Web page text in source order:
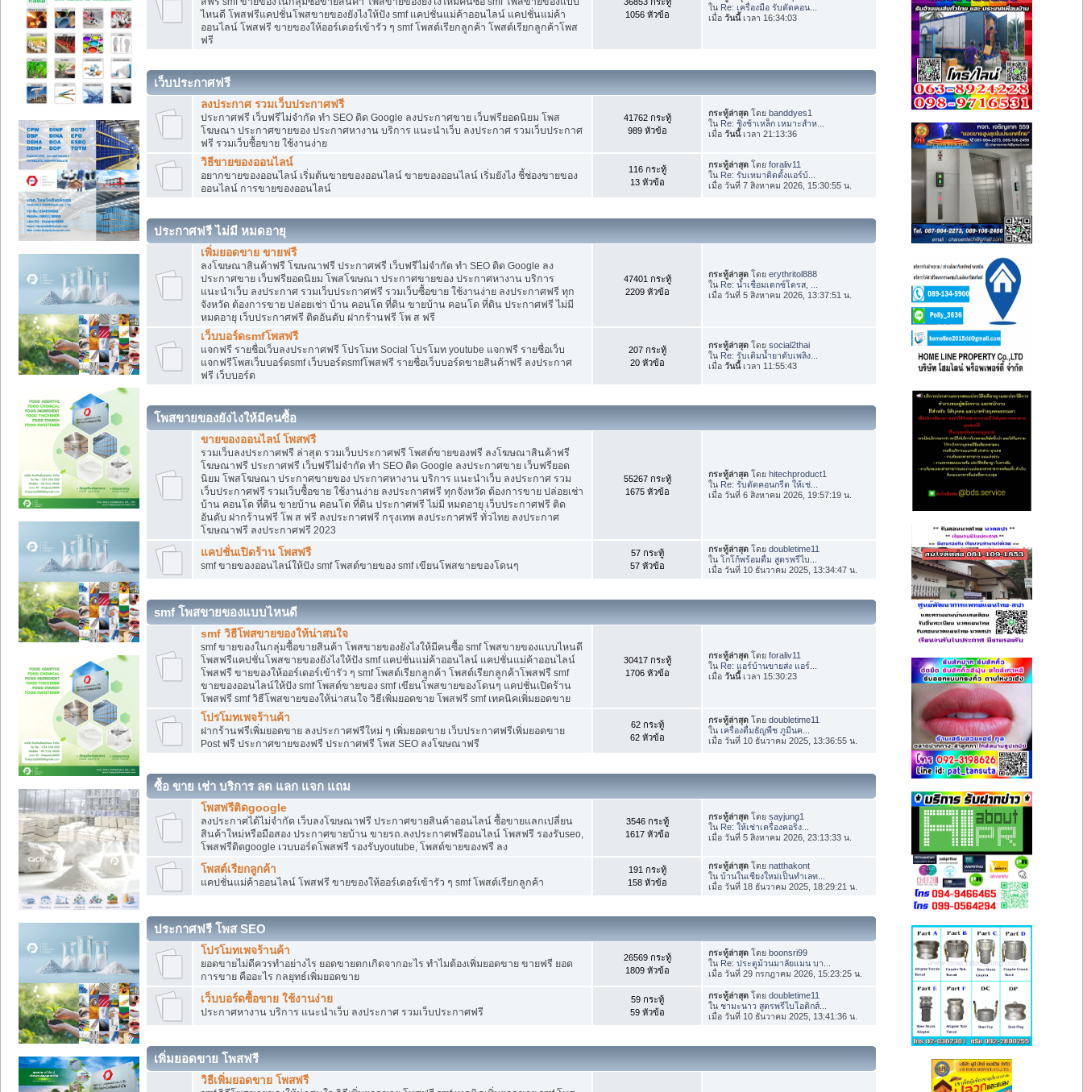
ไหนดี โพสฟรีแคปชั่นโพสขายของยังไงให้ปัง smf แคปชั่นแม่ค้าออนไลน์ แคปชั่นแม่ค้า
ออนไลน์ โพสฟรี ขายของให้ออร์เดอร์เข้ารัว ๆ smf โพสต์เรียกลูกค้า โพสต์เรียกลูกค้าโพส
ฟรี
1056 หัวข้อ
ใน Re: เครื่องมือ รับตัดคอน...
เมื่อวันนี้เวลา 16:34:03
เว็บประกาศฟรี
ลงประกาศ รวมเว็บประกาศฟรี
ประกาศฟรี เว็บฟรีไม่จำกัด ทำ SEO ติด Google ลงประกาศขาย เว็บฟรียอดนิยม โพส
โฆษณา ประกาศขายของ ประกาศหางาน บริการ แนะนำเว็บ ลงประกาศ รวมเว็บประกาศ
ฟรี รวมเว็บซื้อขาย ใช้งานง่าย
41762 กระทู้
989 หัวข้อ
กระทู้ล่าสุด โดยbanddyes1
ใน Re: ชิงช้าเหล็ก เหมาะสำห...
เมื่อวันนี้เวลา 21:13:36
วิธีขายของออนไลน์
อยากขายของออนไลน์ เริ่มต้นขายของออนไลน์ ขายของออนไลน์ เริ่มยังไง ชี้ช่องขายของ
ออนไลน์ การขายของออนไลน์
116 กระทู้
13 หัวข้อ
กระทู้ล่าสุด โดยforaliv11
ใน Re: รับเหมาติดตั้งแอร์บ้...
เมื่อ วันที่ 7 สิงหาคม 2026, 15:30:55 น.
ประกาศฟรี ไม่มี หมดอายุ
เพิ่มยอดขาย ขายฟรี
ลงโฆษณาสินค้าฟรี โฆษณาฟรี ประกาศฟรี เว็บฟรีไม่จำกัด ทำ SEO ติด Google ลง
ประกาศขาย เว็บฟรียอดนิยม โพสโฆษณา ประกาศขายของ ประกาศหางาน บริการ
แนะนำเว็บ ลงประกาศ รวมเว็บประกาศฟรี รวมเว็บซื้อขาย ใช้งานง่าย ลงประกาศฟรี ทุก
จังหวัด ต้องการขาย ปล่อยเช่า บ้าน คอนโด ที่ดิน ขายบ้าน คอนโด ที่ดิน ประกาศฟรี ไม่มี
หมดอายุ เว็บประกาศฟรี ติดอันดับ ฝากร้านฟรี โพ ส ฟรี
47401 กระทู้
2209 หัวข้อ
กระทู้ล่าสุด โดยerythritol888
ใน Re: น้ำเชื่อมเดกซ์โตรส, ...
เมื่อ วันที่ 5 สิงหาคม 2026, 13:37:51 น.
เว็บบอร์ดsmfโพสฟรี
แจกฟรี รายชื่อเว็บลงประกาศฟรี โปรโมท Social โปรโมท youtube แจกฟรี รายชื่อเว็บ
แจกฟรีโพสเว็บบอร์ดsmf เว็บบอร์ดsmfโพสฟรี รายชื่อเว็บบอร์ดขายสินค้าฟรี ลงประกาศ
ฟรี เว็บบอร์ด
207 กระทู้
20 หัวข้อ
กระทู้ล่าสุด โดยsocial2thai
ใน Re: รับเติมน้ำยาดับเพลิง...
เมื่อวันนี้เวลา 11:55:43
โพสขายของยังไงให้มีคนซื้อ
ขายของออนไลน์ โพสฟรี
รวมเว็บลงประกาศฟรี ล่าสุด รวมเว็บประกาศฟรี โพสต์ขายของฟรี ลงโฆษณาสินค้าฟรี
โฆษณาฟรี ประกาศฟรี เว็บฟรีไม่จำกัด ทำ SEO ติด Google ลงประกาศขาย เว็บฟรียอด
นิยม โพสโฆษณา ประกาศขายของ ประกาศหางาน บริการ แนะนำเว็บ ลงประกาศ รวม
เว็บประกาศฟรี รวมเว็บซื้อขาย ใช้งานง่าย ลงประกาศฟรี ทุกจังหวัด ต้องการขาย ปล่อยเช่า
บ้าน คอนโด ที่ดิน ขายบ้าน คอนโด ที่ดิน ประกาศฟรี ไม่มี หมดอายุ เว็บประกาศฟรี ติด
อันดับ ฝากร้านฟรี โพ ส ฟรี ลงประกาศฟรี กรุงเทพ ลงประกาศฟรี ทั่วไทย ลงประกาศ
โฆษณาฟรี ลงประกาศฟรี 2023
55267 กระทู้
1675 หัวข้อ
กระทู้ล่าสุด โดยhitechproduct1
ใน Re: รับตัดคอนกรีต ให้เช่...
เมื่อ วันที่ 6 สิงหาคม 2026, 19:57:19 น.
แคปชั่นเปิดร้าน โพสฟรี
smf ขายของออนไลน์ให้ปัง smf โพสต์ขายของ smf เขียนโพสขายของโดนๆ
57 กระทู้
57 หัวข้อ
กระทู้ล่าสุด โดยdoubletime11
ในโกโก้พร้อมดื่ม สูตรพรีไบ...
เมื่อ วันที่ 10 ธันวาคม 2025, 13:34:47 น.
smf โพสขายของแบบไหนดี
smf วิธีโพสขายของให้น่าสนใจ
smf ขายของในกลุ่มซื้อขายสินค้า โพสขายของยังไงให้มีคนซื้อ smf โพสขายของแบบไหนดี
โพสฟรีแคปชั่นโพสขายของยังไงให้ปัง smf แคปชั่นแม่ค้าออนไลน์ แคปชั่นแม่ค้าออนไลน์
โพสฟรี ขายของให้ออร์เดอร์เข้ารัว ๆ smf โพสต์เรียกลูกค้า โพสต์เรียกลูกค้าโพสฟรี smf
ขายของออนไลน์ให้ปัง smf โพสต์ขายของ smf เขียนโพสขายของโดนๆ แคปชั่นเปิดร้าน
โพสฟรี smf วิธีโพสขายของให้น่าสนใจ วิธีเพิ่มยอดขาย โพสฟรี smf เทคนิคเพิ่มยอดขาย
30417 กระทู้
1706 หัวข้อ
กระทู้ล่าสุด โดยforaliv11
ใน Re: แอร์บ้านขายส่ง แอร์...
เมื่อวันนี้เวลา 15:30:23
โปรโมทเพจร้านค้า
ฝากร้านฟรีเพิ่มยอดขาย ลงประกาศฟรีใหม่ ๆ เพิ่มยอดขาย เว็บประกาศฟรีเพิ่มยอดขาย
Post ฟรี ประกาศขายของฟรี ประกาศฟรี โพส SEO ลงโฆษณาฟรี
62 กระทู้
62 หัวข้อ
กระทู้ล่าสุด โดยdoubletime11
ในเครื่องดื่มธัญพืช ภูมีนค...
เมื่อ วันที่ 10 ธันวาคม 2025, 13:36:55 น.
ซื้อ ขาย เช่า บริการ ลด แลก แจก แถม
โพสฟรีติดgoogle
ลงประกาศได้ไม่จำกัด เว็บลงโฆษณาฟรี ประกาศขายสินค้าออนไลน์ ซื้อขายแลกเปลี่ยน
สินค้าใหม่หรือมือสอง ประกาศขายบ้าน ขายรถ.ลงประกาศฟรีออนไลน์ โพสฟรี รองรับseo,
โพสฟรีติดgoogle เวบบอร์ดโพสฟรี รองรับyoutube, โพสต์ขายของฟรี ลง
3546 กระทู้
1617 หัวข้อ
กระทู้ล่าสุด โดยsayjung1
ใน Re: ให้เช่าเครื่องคอริ่ง...
เมื่อ วันที่ 5 สิงหาคม 2026, 23:13:33 น.
โพสต์เรียกลูกค้า
แคปชั่นแม่ค้าออนไลน์ โพสฟรี ขายของให้ออร์เดอร์เข้ารัว ๆ smf โพสต์เรียกลูกค้า
191 กระทู้
158 หัวข้อ
กระทู้ล่าสุด โดยnatthakont
ในบ้านในเชียงใหม่เป็นทำเลท...
เมื่อ วันที่ 18 ธันวาคม 2025, 18:29:21 น.
ประกาศฟรี โพส SEO
โปรโมทเพจร้านค้า
ยอดขายไม่ดีควรทำอย่างไร ยอดขายตกเกิดจากอะไร ทำไมต้องเพิ่มยอดขาย ขายฟรี ยอด
การขาย คืออะไร กลยุทธ์เพิ่มยอดขาย
26569 กระทู้
1809 หัวข้อ
กระทู้ล่าสุด โดยboonsri99
ใน Re: ประตูม้วนมาลัยแมน บา...
เมื่อ วันที่ 29 กรกฎาคม 2026, 15:23:25 น.
เว็บบอร์ดซื้อขาย ใช้งานง่าย
ประกาศหางาน บริการ แนะนำเว็บ ลงประกาศ รวมเว็บประกาศฟรี
59 กระทู้
59 หัวข้อ
กระทู้ล่าสุด โดยdoubletime11
ในชามะนาว สูตรพรีไบโอติกส์...
เมื่อ วันที่ 10 ธันวาคม 2025, 13:41:36 น.
เพิ่มยอดขาย โพสฟรี
วิธีเพิ่มยอดขาย โพสฟรี